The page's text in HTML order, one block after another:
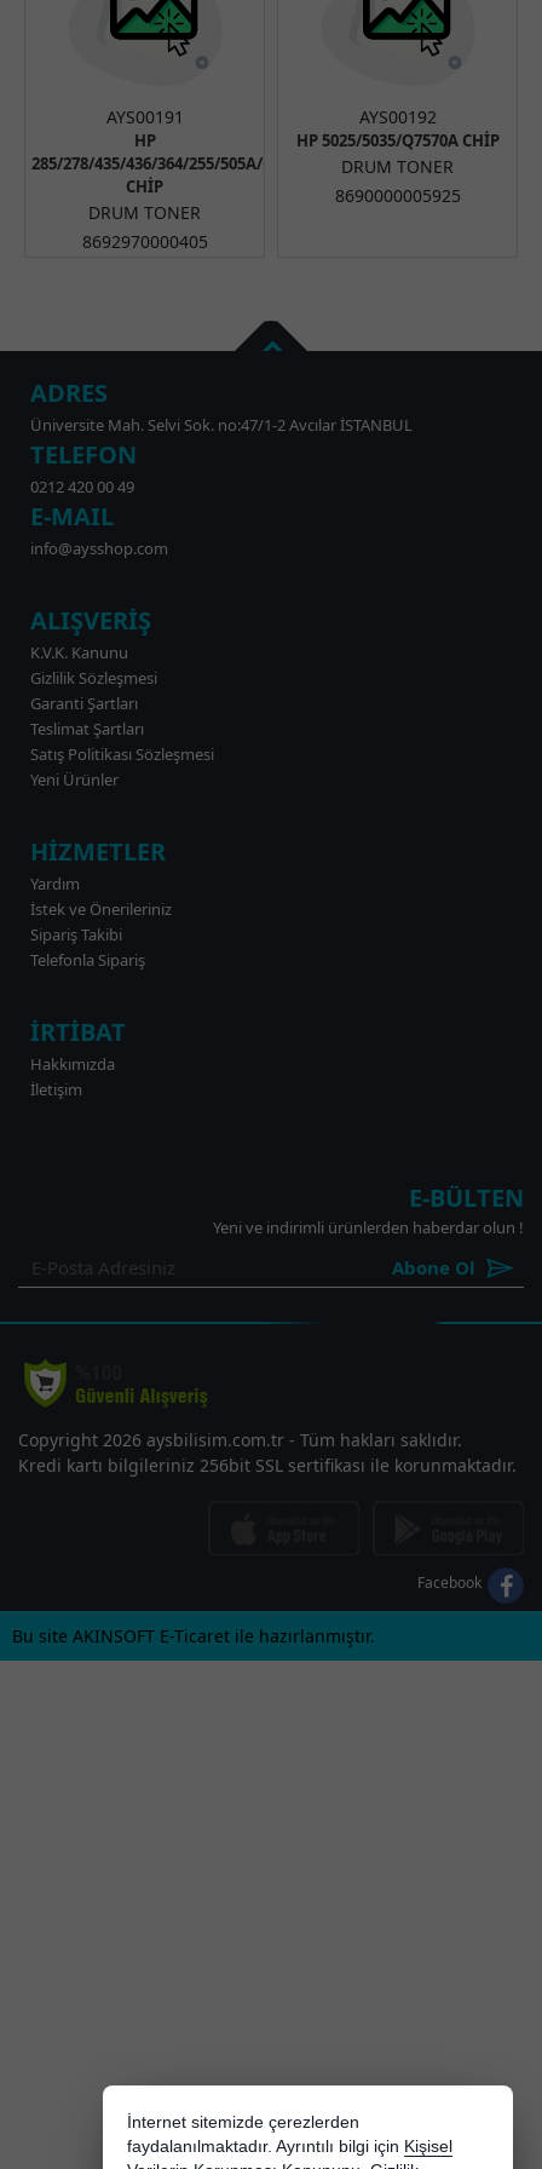
AYS00191
HP
285/278/435/436/364/255/505A/CF280A
CHİP
DRUM TONER
8692970000405
AYS00192
HP 5025/5035/Q7570A CHİP
DRUM TONER
8690000005925
ADRES
Üniversite Mah. Selvi Sok. no:47/1-2 Avcılar İSTANBUL
TELEFON
0212 420 00 49
E-MAIL
info@aysshop.com
ALIŞVERİŞ
K.V.K. Kanunu
Gizlilik Sözleşmesi
Garanti Şartları
Teslimat Şartları
Satış Politikası Sözleşmesi
Yeni Ürünler
HİZMETLER
Yardım
İstek ve Önerileriniz
Sipariş Takibi
Telefonla Sipariş
İRTİBAT
Hakkımızda
İletişim
E-BÜLTEN
Yeni ve indirimli ürünlerden haberdar olun !
Abone Ol
Copyright 2026 aysbilisim.com.tr - Tüm hakları saklıdır.
Kredi kartı bilgileriniz 256bit SSL sertifikası ile korunmaktadır.
Facebook
Bu site AKINSOFT E-Ticaret ile hazırlanmıştır.
İnternet sitemizde çerezlerden
faydalanılmaktadır. Ayrıntılı bilgi için Kişisel